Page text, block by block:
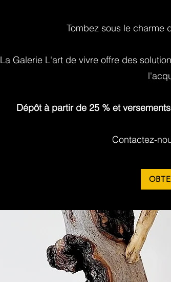
Tombez sous le charme
La Galerie L'art de vivre offre des
Dépôt à partir de 25 % et
Contactez-